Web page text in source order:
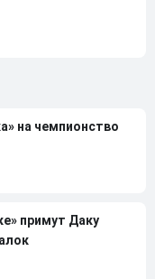
на чемпионство
примут Даку